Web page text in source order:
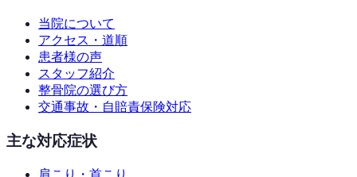
当院について
アクセス・道順
患者様の声
スタッフ紹介
整骨院の選び方
交通事故・自賠責保険対応
主な対応症状
肩こり・首こり